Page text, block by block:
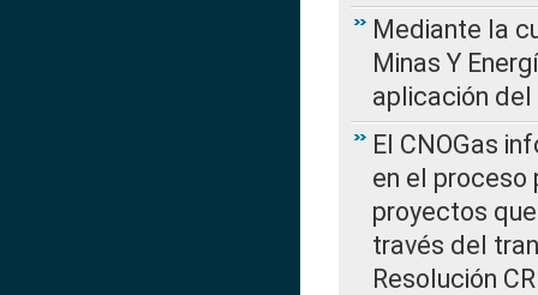
Mediante la
Minas Y
aplicación
El CNOGas
en el proceso
proyectos
través del
Resolución